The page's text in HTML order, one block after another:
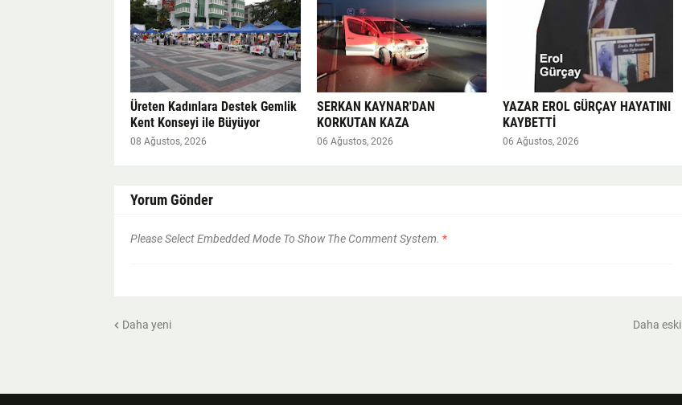
Üreten Kadınlara Destek Gemlik
Kent Konseyi ile Büyüyor
08 Ağustos, 2026
SERKAN KAYNAR'DAN
KORKUTAN KAZA
06 Ağustos, 2026
YAZAR EROL GÜRÇAY HAYATINI
KAYBETTİ
06 Ağustos, 2026
Yorum Gönder
Please Select Embedded Mode To Show The Comment System. *
Daha yeni Daha eski